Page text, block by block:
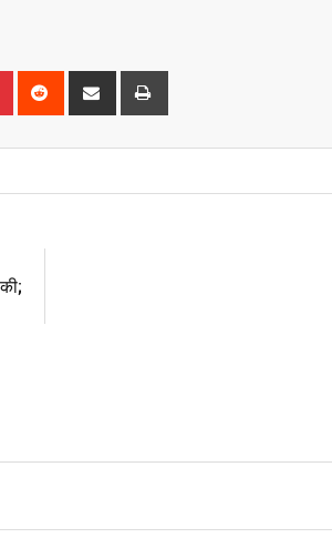
Pinterest Reddit
Share